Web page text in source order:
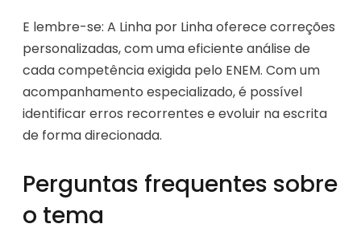
E lembre-se: A Linha por Linha oferece correções
personalizadas, com uma eficiente análise de
cada competência exigida pelo ENEM. Com um
acompanhamento especializado, é possível
identificar erros recorrentes e evoluir na escrita
de forma direcionada.
Perguntas frequentes sobre
o tema